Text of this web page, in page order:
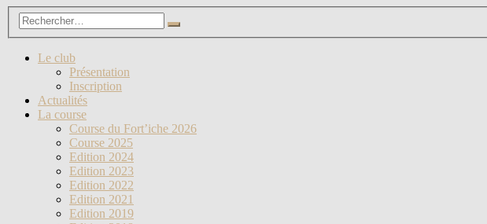
Le club
Présentation
Inscription
Actualités
La course
Course du Fort’iche 2026
Course 2025
Edition 2024
Edition 2023
Edition 2022
Edition 2021
Edition 2019